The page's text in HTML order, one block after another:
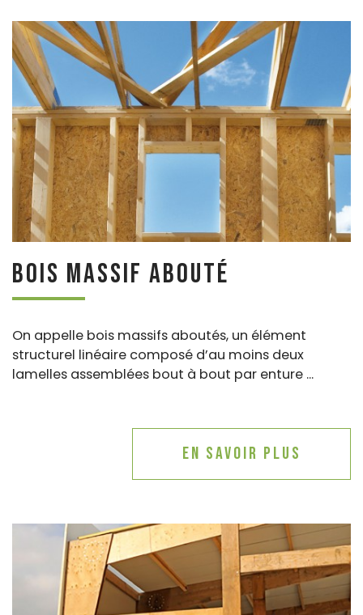
Bois massif abouté
On appelle bois massifs aboutés, un élément
structurel linéaire composé d’au moins deux
lamelles assemblées bout à bout par enture ...
En savoir plus